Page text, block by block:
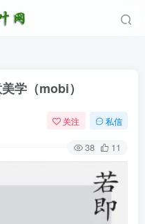
学（mobi）
关注 私信
38 11